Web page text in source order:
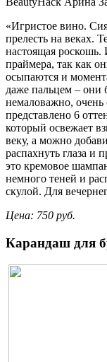
«Игристое вино.
прелесть на веках.
настоящая роскошь.
праймера, так как
осыпаются и
даже пальцем – они
немаловажно, очень
представлено 6
который освежает
веку, а можно
распахнуть глаза и
это кремовое
немного теней и
скулой. Для
Цена: 750 руб.
Карандаш для